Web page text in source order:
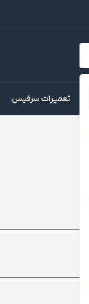
تعمیرات سرفیس